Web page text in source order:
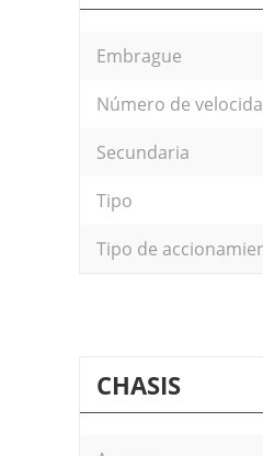
Embrague
Número de
Secundaria
Tipo
Tipo de
CHASIS